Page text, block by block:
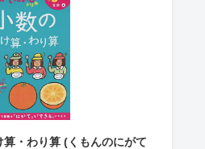
・わり算 (くもんのにがて